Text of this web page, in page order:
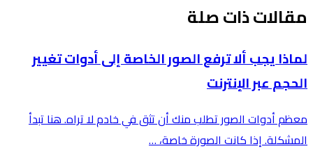
مقالات ذات صلة
لماذا يجب ألا ترفع الصور الخاصة إلى أدوات تغيير
الحجم عبر الإنترنت
معظم أدوات الصور تطلب منك أن تثق في خادم لا تراه. هنا تبدأ
المشكلة. إذا كانت الصورة خاصة، …